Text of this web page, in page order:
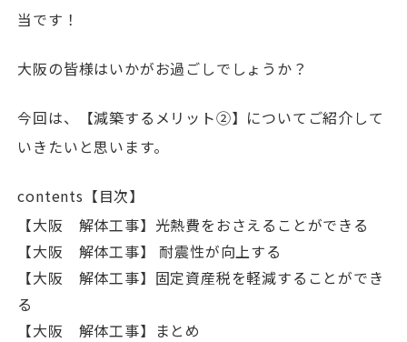
当です！
大阪の皆様はいかがお過ごしでしょうか？
今回は、【減築するメリット②】についてご紹介して
いきたいと思います。
contents【目次】
【大阪 解体工事】光熱費をおさえることができる
【大阪 解体工事】 耐震性が向上する
【大阪 解体工事】固定資産税を軽減することができ
る
【大阪 解体工事】まとめ